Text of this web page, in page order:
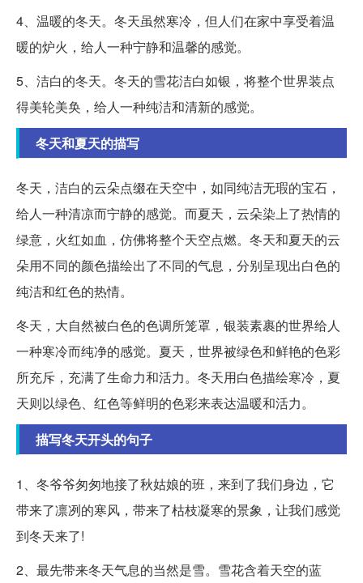
4、温暖的冬天。冬天虽然寒冷，但人们在家中享受着温
暖的炉火，给人一种宁静和温馨的感觉。
5、洁白的冬天。冬天的雪花洁白如银，将整个世界装点
得美轮美奂，给人一种纯洁和清新的感觉。
冬天和夏天的描写
冬天，洁白的云朵点缀在天空中，如同纯洁无瑕的宝石，
给人一种清凉而宁静的感觉。而夏天，云朵染上了热情的
绿意，火红如血，仿佛将整个天空点燃。冬天和夏天的云
朵用不同的颜色描绘出了不同的气息，分别呈现出白色的
纯洁和红色的热情。
冬天，大自然被白色的色调所笼罩，银装素裹的世界给人
一种寒冷而纯净的感觉。夏天，世界被绿色和鲜艳的色彩
所充斥，充满了生命力和活力。冬天用白色描绘寒冷，夏
天则以绿色、红色等鲜明的色彩来表达温暖和活力。
描写冬天开头的句子
1、冬爷爷匆匆地接了秋姑娘的班，来到了我们身边，它
带来了凛冽的寒风，带来了枯枝凝寒的景象，让我们感觉
到冬天来了!
2、最先带来冬天气息的当然是雪。雪花含着天空的蓝